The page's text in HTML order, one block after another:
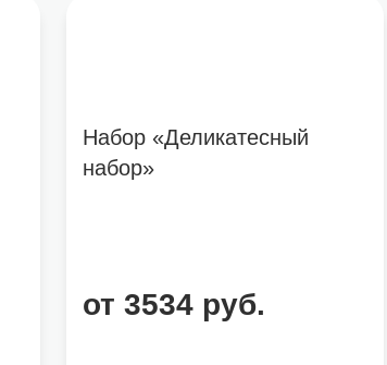
Набор «Деликатесный
набор»
от 3534 руб.